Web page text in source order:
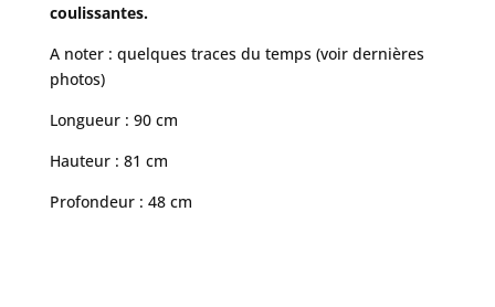
coulissantes.
A noter : quelques traces du temps (voir dernières
photos)
Longueur : 90 cm
Hauteur : 81 cm
Profondeur : 48 cm